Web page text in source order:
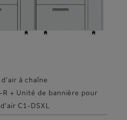
à chaîne
R + Unité de bannière pour
C1-DSXL